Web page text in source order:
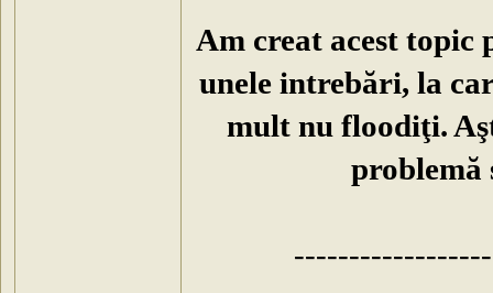
Am creat acest topic
unele intrebări, la
mult nu floodiţi.
problemă